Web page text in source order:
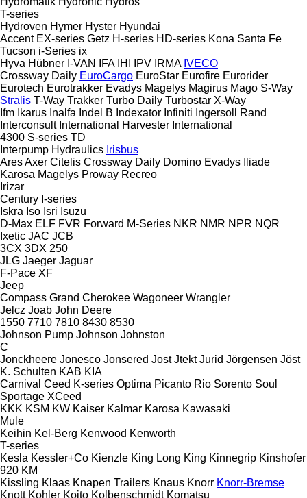
T-series
Hydroven Hymer Hyster Hyundai
Accent EX-series Getz H-series HD-series Kona Santa Fe
Tucson i-Series ix
Hyva Hübner I-VAN IFA IHI IPV IRMA IVECO
Crossway Daily EuroCargo EuroStar Eurofire Eurorider
Eurotech Eurotrakker Evadys Magelys Magirus Mago S-Way
Stralis T-Way Trakker Turbo Daily Turbostar X-Way
Ifm Ikarus Inalfa Indel B Indexator Infiniti Ingersoll Rand
Interconsult International Harvester International
4300 S-series TD
Interpump Hydraulics Irisbus
AresAxer Citelis Crossway Daily Domino Evadys
Iliade
Karosa Magelys Proway Recreo
Irizar
Century I-series
Iskra Iso Isri Isuzu
D-Max ELF FVR Forward M-Series NKR NMR NPR NQR
Ixetic JAC JCB
3CX 3DX 250
JLG Jaeger Jaguar
F-Pace XF
Jeep
Compass Grand Cherokee Wagoneer Wrangler
Jelcz Joab John Deere
1550 7710 7810 8430 8530
Johnson Pump Johnson Johnston
C
Jonckheere Jonesco Jonsered Jost Jtekt Jurid Jörgensen Jöst
K. Schulten KAB KIA
Carnival Ceed K-series Optima Picanto Rio Sorento Soul
Sportage XCeed
KKK KSM KW Kaiser Kalmar Karosa Kawasaki
Mule
Keihin Kel-Berg Kenwood Kenworth
T-series
Kesla Kessler+Co Kienzle King Long King Kinnegrip Kinshofer
920 KM
Kissling Klaas Knapen Trailers Knaus Knorr Knorr-Bremse
Knott Kohler Koito Kolbenschmidt Komatsu